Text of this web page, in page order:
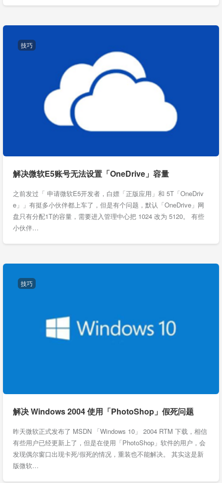
技巧
解决微软E5账号无法设置「OneDrive」容量
之前发过「 申请微软E5开发者，白嫖「正版应用」和 5T「OneDriv
e」」有挺多小伙伴都上车了，但是有个问题，默认「OneDrive」网
盘只有分配1T的容量，需要进入管理中心把 1024 改为 5120。 有些
小伙伴…
技巧
解决 Windows 2004 使用「PhotoShop」假死问题
昨天微软正式发布了 MSDN 「Windows 10」 2004 RTM 下载，相信
有些用户已经更新上了，但是在使用「PhotoShop」软件的用户，会
发现偶尔窗口出现卡死/假死的情况，重装也不能解决。 其实这是新
版微软…